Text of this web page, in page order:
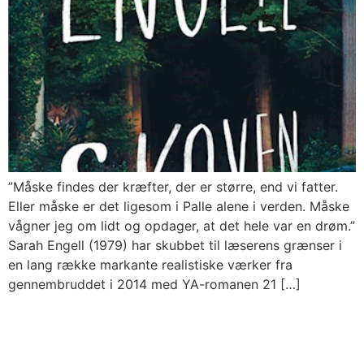
”Måske findes der kræfter, der er større, end vi fatter.
Eller måske er det ligesom i Palle alene i verden. Måske
vågner jeg om lidt og opdager, at det hele var en drøm.”
Sarah Engell (1979) har skubbet til læserens grænser i
en lang række markante realistiske værker fra
gennembruddet i 2014 med YA-romanen 21 […]